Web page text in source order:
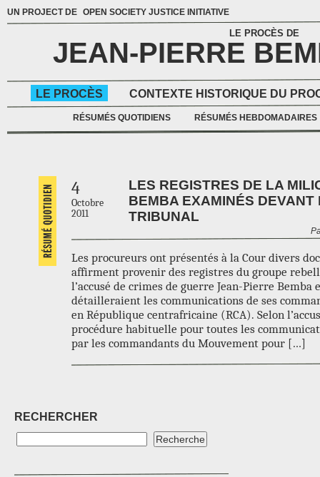
UN PROJECT DE OPEN SOCIETY JUSTICE INITIATIVE
LE PROCÈS DE
JEAN-PIERRE
LE PROCÈS CONTEXTE HISTORIQUE DU
RÉSUMÉS QUOTIDIENS RÉSUMÉS HEBDOMADAIRES
4
Octobre
2011
LES REGISTRES DE LA
BEMBA EXAMINÉS DEVANT
TRIBUNAL
Les procureurs ont présentés à la Cour divers
affirment provenir des registres du groupe
l’accusé de crimes de guerre Jean-Pierre Bemba
détailleraient les communications de ses
en République centrafricaine (RCA). Selon
procédure habituelle pour toutes les
par les commandants du Mouvement pour […]
RECHERCHER